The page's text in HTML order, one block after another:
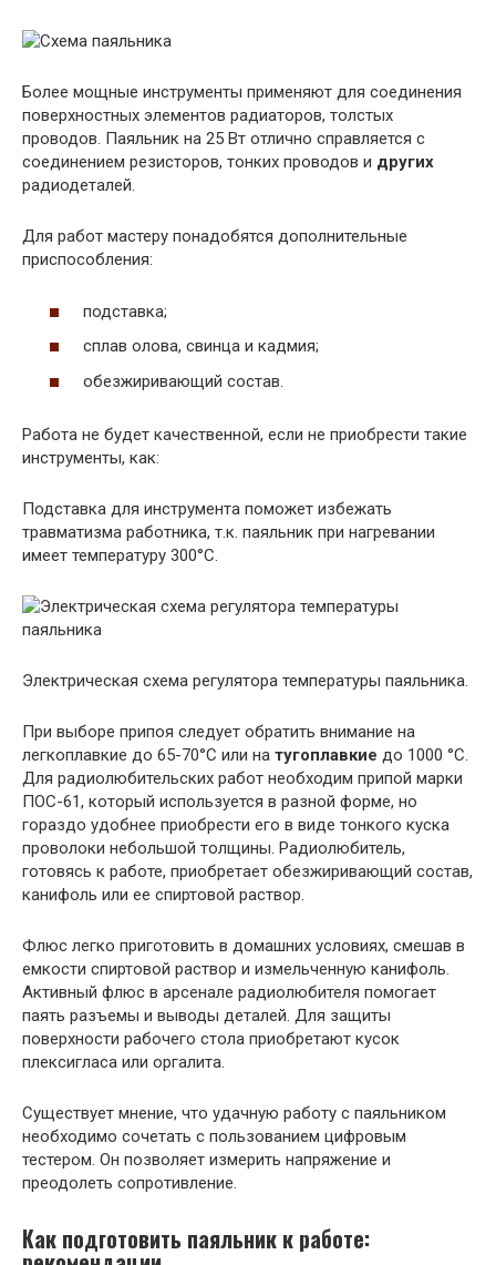
Более мощные инструменты применяют для соединения
поверхностных элементов радиаторов, толстых
проводов. Паяльник на 25 Вт отлично справляется с
соединением резисторов, тонких проводов и других
радиодеталей.
Для работ мастеру понадобятся дополнительные
приспособления:
подставка;
сплав олова, свинца и кадмия;
обезжиривающий состав.
Работа не будет качественной, если не приобрести такие
инструменты, как:
Подставка для инструмента поможет избежать
травматизма работника, т.к. паяльник при нагревании
имеет температуру 300°C.
Электрическая схема регулятора температуры паяльника.
При выборе припоя следует обратить внимание на
легкоплавкие до 65-70°C или на тугоплавкие до 1000 °C.
Для радиолюбительских работ необходим припой марки
ПОС-61, который используется в разной форме, но
гораздо удобнее приобрести его в виде тонкого куска
проволоки небольшой толщины. Радиолюбитель,
готовясь к работе, приобретает обезжиривающий состав,
канифоль или ее спиртовой раствор.
Флюс легко приготовить в домашних условиях, смешав в
емкости спиртовой раствор и измельченную канифоль.
Активный флюс в арсенале радиолюбителя помогает
паять разъемы и выводы деталей. Для защиты
поверхности рабочего стола приобретают кусок
плексигласа или оргалита.
Существует мнение, что удачную работу с паяльником
необходимо сочетать с пользованием цифровым
тестером. Он позволяет измерить напряжение и
преодолеть сопротивление.
Как подготовить паяльник к работе: